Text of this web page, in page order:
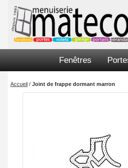
Fenêtres
Accueil / Joint de frappe dormant marron